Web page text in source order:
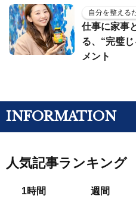
自分を整える
仕事に家事
る、“完璧
メント
INFORMATION
人気記事ランキング
1時間 週間